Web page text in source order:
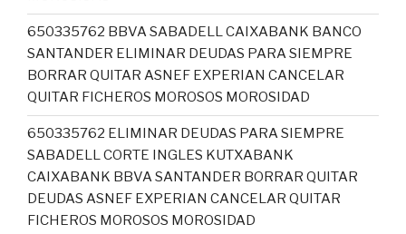
650335762 BBVA SABADELL CAIXABANK BANCO
SANTANDER ELIMINAR DEUDAS PARA SIEMPRE
BORRAR QUITAR ASNEF EXPERIAN CANCELAR
QUITAR FICHEROS MOROSOS MOROSIDAD
650335762 ELIMINAR DEUDAS PARA SIEMPRE
SABADELL CORTE INGLES KUTXABANK
CAIXABANK BBVA SANTANDER BORRAR QUITAR
DEUDAS ASNEF EXPERIAN CANCELAR QUITAR
FICHEROS MOROSOS MOROSIDAD